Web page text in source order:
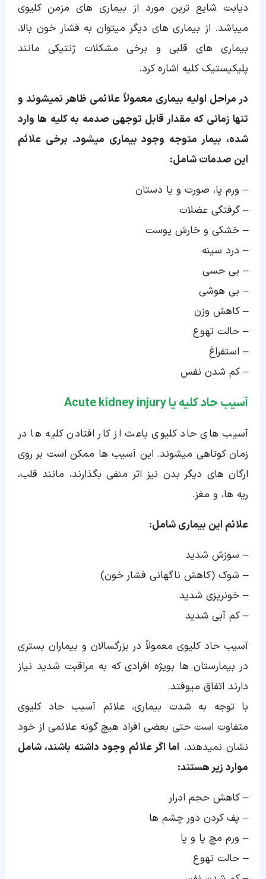
دیابت شایع ترین مورد از بیماری های مزمن کلیوی
میباشد. از بیماری های دیگر میتوان به فشار خون بالا،
بیماری های قلبی و برخی مشکلات ژنتیکی مانند
پلیکیستیک کلیه اشاره کرد.
در مراحل اولیه بیماری معمولاً علائمی ظاهر نمیشوند و
تنها زمانی که مقدار قابل توجهی صدمه به کلیه ها وارد
شده، بیمار متوجه وجود بیماری میشود. برخی علائم
این صدمات شامل:
– ورم پا، صورت و یا دستان
– گرفتگی عضلات
– خشکی و خارش پوست
– درد سینه
– بی حسی
– بی هوشی
– کاهش وزن
– حالت تهوع
– استفراغ
– کم شدن نفس
آسیب حاد کلیه یا Acute kidney injury
آسیب های حاد کلیوی باعث از کار افتادن کلیه ها در
زمان کوتاهی میشوند. این آسیب ها ممکن است بر روی
ارگان های دیگر بدن نیز اثر منفی بگذارند، مانند قلب،
ریه ها، و مغز.
علائم این بیماری شامل:
– سوزش شدید
– شوک (کاهش ناگهانی فشار خون)
– خونریزی شدید
– کم آبی شدید
آسیب حاد کلیوی معمولاً در بزرگسالان و بیماران بستری
در بیمارستان ها بویژه افرادی که به مراقبت شدید نیاز
دارند اتفاق میوفتد.
با توجه به شدت بیماری، علائم آسیب حاد کلیوی
متفاوت است حتی بعضی افراد هیچ گونه علائمی از خود
نشان نمیدهند، اما اگر علائم وجود داشته باشند، شامل
موارد زیر هستند:
– کاهش حجم ادرار
– پف کردن دور چشم ها
– ورم مچ پا و پا
– حالت تهوع